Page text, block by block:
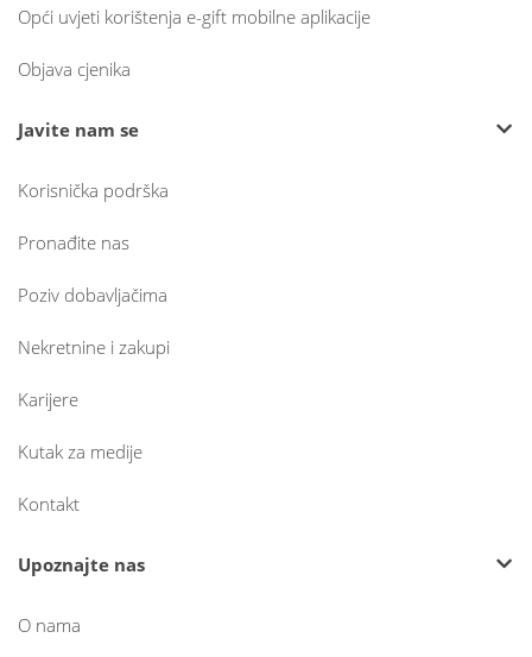
Opći uvjeti korištenja e-gift mobilne aplikacije
Objava cjenika
Javite nam se
Korisnička podrška
Pronađite nas
Poziv dobavljačima
Nekretnine i zakupi
Karijere
Kutak za medije
Kontakt
Upoznajte nas
O nama